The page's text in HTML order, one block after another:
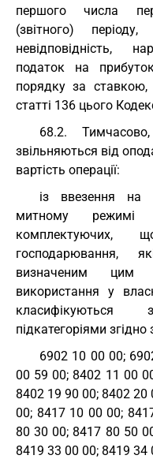
першого числа
(звітного)
невідповідність,
податок на
порядку за
статті 136 цього
68.2.
звільняються від
вартість операції:
із ввезення на
митному режимі
комплектуючих,
господарювання,
визначеним цим
використання у
підкатегоріями згідно
6902 10 00 00;
00 59 00; 8402 11 00
8402 19 90 00; 8402 20
00; 8417 10 00 00;
80 30 00; 8417 80 50
8419 33 00 00; 8419 34